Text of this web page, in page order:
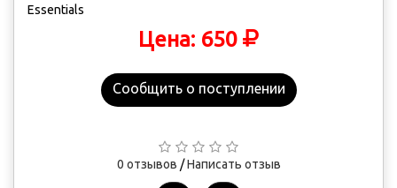
Essentials
Цена: 650
Сообщить о поступлении
0 отзывов /Написать отзыв